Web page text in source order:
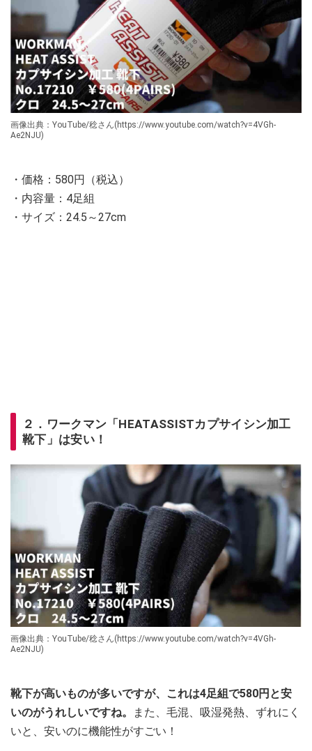
画像出典：YouTube/稔さん(https://www.youtube.com/watch?v=4VGh-
Ae2NJU)
・価格：580円（税込）
・内容量：4足組
・サイズ：24.5～27cm
２．ワークマン「HEATASSISTカプサイシン加工
靴下」は安い！
画像出典：YouTube/稔さん(https://www.youtube.com/watch?v=4VGh-
Ae2NJU)
靴下が高いものが多いですが、これは4足組で580円と安
いのがうれしいですね。
また、毛混、吸湿発熱、ずれにく
いと、安いのに機能性がすごい！